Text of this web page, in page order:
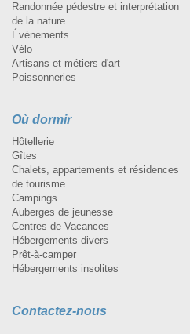
Randonnée pédestre et interprétation
de la nature
Événements
Vélo
Artisans et métiers d'art
Poissonneries
Où dormir
Hôtellerie
Gîtes
Chalets, appartements et résidences
de tourisme
Campings
Auberges de jeunesse
Centres de Vacances
Hébergements divers
Prêt-à-camper
Hébergements insolites
Contactez-nous